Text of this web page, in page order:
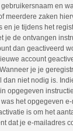
en
meerdere zaken
en je tijdens het
je de ontvangen
dan geactiveerd
account
je je
dan niet nodig is.
opgegeven
het opgegeven
is om het
dat je e-mailadres